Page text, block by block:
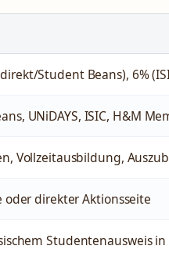
Student Beans), 6%
UNiDAYS, ISIC, H&M
Vollzeitausbildung,
oder direkter Aktionsseite
Studentenausweis in